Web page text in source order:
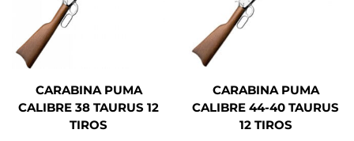
CARABINA PUMA
CALIBRE 38 TAURUS 12
TIROS
CARABINA PUMA
CALIBRE 44-40 TAURUS
12 TIROS